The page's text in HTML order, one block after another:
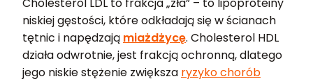
niskiej gęstości, które odkładają się w ścianach
tętnic i napędzają miażdżycę. Cholesterol HDL
działa odwrotnie, jest frakcją ochronną, dlatego
jego niskie stężenie zwiększa ryzyko chorób